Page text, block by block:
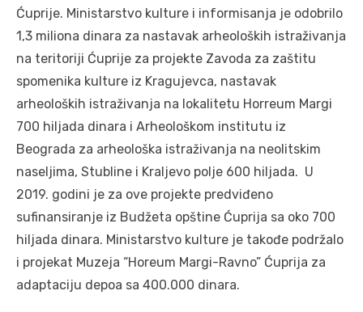
Ćuprije. Ministarstvo kulture i informisanja je odobrilo
1,3 miliona dinara za nastavak arheoloških istraživanja
na teritoriji Ćuprije za projekte Zavoda za zaštitu
spomenika kulture iz Kragujevca, nastavak
arheoloških istraživanja na lokalitetu Horreum Margi
700 hiljada dinara i Arheološkom institutu iz
Beograda za arheološka istraživanja na neolitskim
naseljima, Stubline i Kraljevo polje 600 hiljada. U
2019. godini je za ove projekte predviđeno
sufinansiranje iz Budžeta opštine Ćuprija sa oko 700
hiljada dinara. Ministarstvo kulture je takođe podržalo
i projekat Muzeja “Horeum Margi-Ravno” Ćuprija za
adaptaciju depoa sa 400.000 dinara.